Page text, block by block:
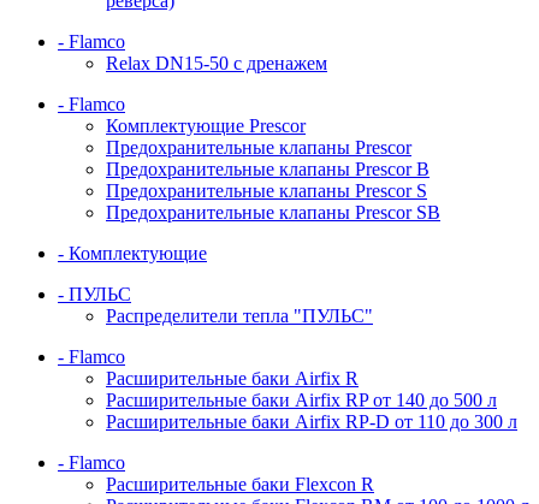
- Flamco
Relax DN15-50 с дренажем
- Flamco
Комплектующие Prescor
Предохранительные клапаны Prescor
Предохранительные клапаны Prescor B
Предохранительные клапаны Prescor S
Предохранительные клапаны Prescor SB
- Комплектующие
- ПУЛЬС
Распределители тепла "ПУЛЬС"
- Flamco
Расширительные баки Airfix R
Расширительные баки Airfix RP от 140 до 500 л
Расширительные баки Airfix RP-D от 110 до 300 л
- Flamco
Расширительные баки Flexcon R